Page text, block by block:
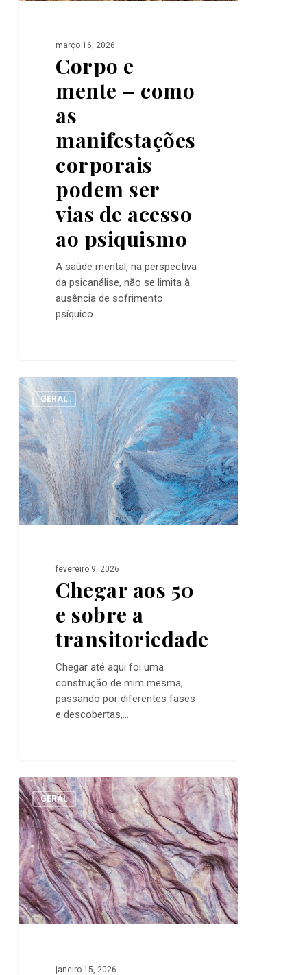
março 16, 2026
Corpo e
mente – como
as
manifestações
corporais
podem ser
vias de acesso
ao psiquismo
A saúde mental, na perspectiva
da psicanálise, não se limita à
ausência de sofrimento
psíquico.…
Chegar
aos
50
e
sobre
a
transitoriedade
GERAL
fevereiro 9, 2026
Chegar aos 50
e sobre a
transitoriedade
Chegar até aqui foi uma
construção de mim mesma,
passando por diferentes fases
e descobertas,…
Notas
sobre
a
raiva:
entre
inconsciente
e
comunicação
GERAL
janeiro 15, 2026
0